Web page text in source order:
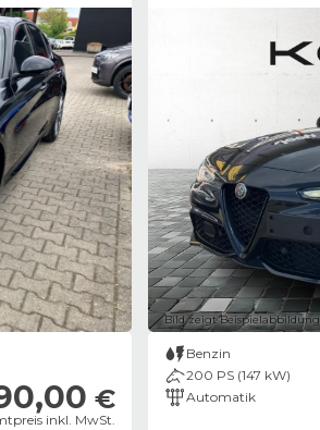
€
inkl. MwSt.
Bild zeigt
Benzin
200 PS (147 kW)
Automatik